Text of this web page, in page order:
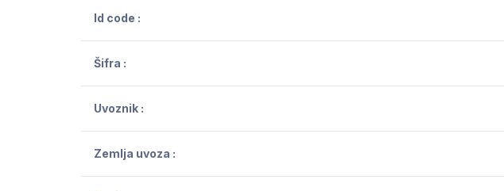
Id code :
Šifra :
Uvoznik :
Zemlja uvoza :